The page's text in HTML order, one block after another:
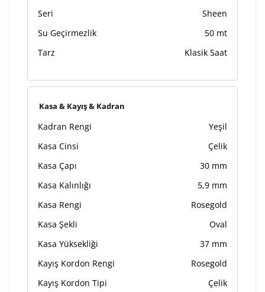
Seri
Sheen
Su Geçirmezlik
50 mt
Tarz
Klasik Saat
Kasa & Kayış & Kadran
Kadran Rengi
Yeşil
Kasa Cinsi
Çelik
Kasa Çapı
30 mm
Kasa Kalınlığı
5,9 mm
Kasa Rengi
Rosegold
Kasa Şekli
Oval
Kasa Yüksekliği
37 mm
Kayış Kordon Rengi
Rosegold
Kayış Kordon Tipi
Çelik